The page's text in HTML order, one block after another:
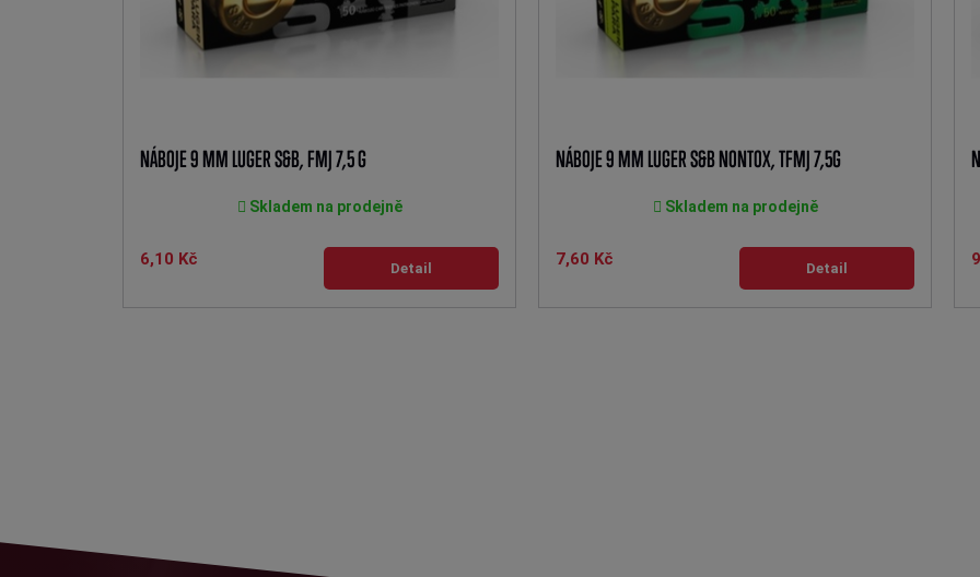
NÁBOJE 9 MM LUGER S&B, FMJ 7,5 G
Skladem na prodejně
6,10 Kč Detail
NÁBOJE 9 MM LUGER S&B NONTOX, TFMJ 7,5G
Skladem na prodejně
7,60 Kč Detail